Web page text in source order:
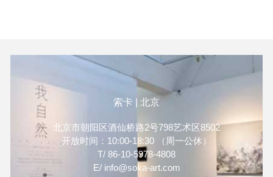
索卡 | 北京
北京市朝阳区酒仙桥路2号798艺术区8502
开放时间：10:00-18:30 （周一公休）
T/ 86-10-5978-4808
E/ info@soka-art.com